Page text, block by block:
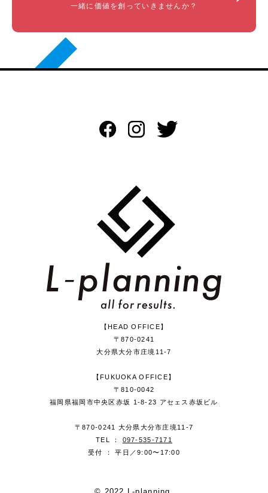
一緒に価値を創っていきませんか？
【HEAD OFFICE】
〒870-0241
大分県大分市庄境11-7
【FUKUOKA OFFICE】
〒810-0042
福岡県福岡市中央区赤坂 1-8-23 アセェス赤坂ビル
〒870-0241 大分県大分市庄境11-7
TEL ： 097-535-7171
受付 ： 平日／9:00〜17:00